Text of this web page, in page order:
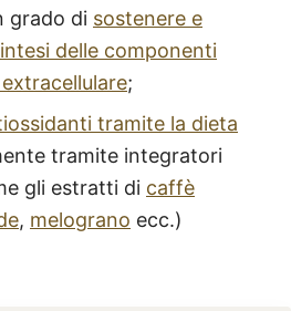
grado di sostenere e
delle componenti
;
tramite la dieta
tramite integratori
gli estratti di caffè
, melograno ecc.)